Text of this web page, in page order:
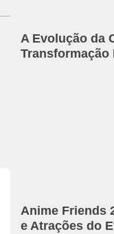
A Evolução da
Transformação
Anime Friends
e Atrações do